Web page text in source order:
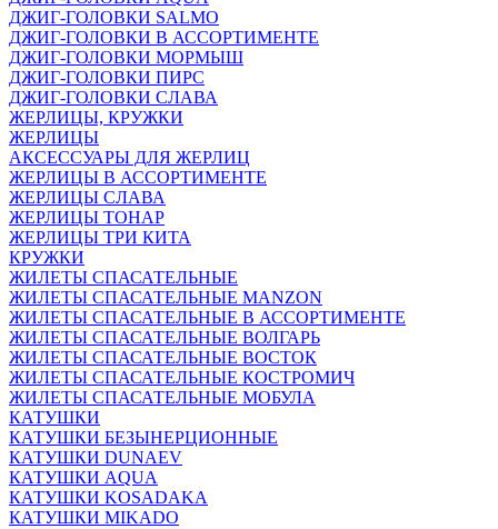
ДЖИГ-ГОЛОВКИ SALMO
ДЖИГ-ГОЛОВКИ В АССОРТИМЕНТЕ
ДЖИГ-ГОЛОВКИ МОРМЫШ
ДЖИГ-ГОЛОВКИ ПИРС
ДЖИГ-ГОЛОВКИ СЛАВА
ЖЕРЛИЦЫ, КРУЖКИ
ЖЕРЛИЦЫ
АКСЕССУАРЫ ДЛЯ ЖЕРЛИЦ
ЖЕРЛИЦЫ В АССОРТИМЕНТЕ
ЖЕРЛИЦЫ СЛАВА
ЖЕРЛИЦЫ ТОНАР
ЖЕРЛИЦЫ ТРИ КИТА
КРУЖКИ
ЖИЛЕТЫ СПАСАТЕЛЬНЫЕ
ЖИЛЕТЫ СПАСАТЕЛЬНЫЕ MANZON
ЖИЛЕТЫ СПАСАТЕЛЬНЫЕ В АССОРТИМЕНТЕ
ЖИЛЕТЫ СПАСАТЕЛЬНЫЕ ВОЛГАРЬ
ЖИЛЕТЫ СПАСАТЕЛЬНЫЕ ВОСТОК
ЖИЛЕТЫ СПАСАТЕЛЬНЫЕ КОСТРОМИЧ
ЖИЛЕТЫ СПАСАТЕЛЬНЫЕ МОБУЛА
КАТУШКИ
КАТУШКИ БЕЗЫНЕРЦИОННЫЕ
КАТУШКИ DUNAEV
КАТУШКИ AQUA
КАТУШКИ KOSADAKA
КАТУШКИ MIKADO